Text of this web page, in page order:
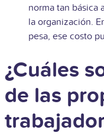
norma tan básica
la organización.
pesa, ese costo
¿Cuáles
de las